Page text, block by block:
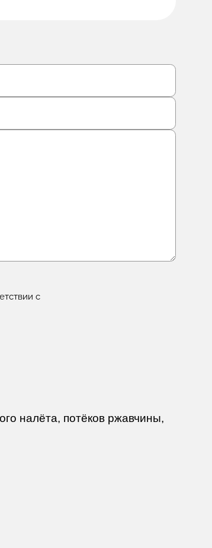
с
налёта, потёков ржавчины,